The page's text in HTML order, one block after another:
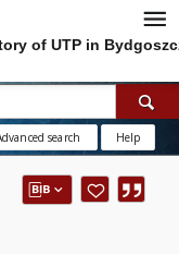
of UTP in
search Help